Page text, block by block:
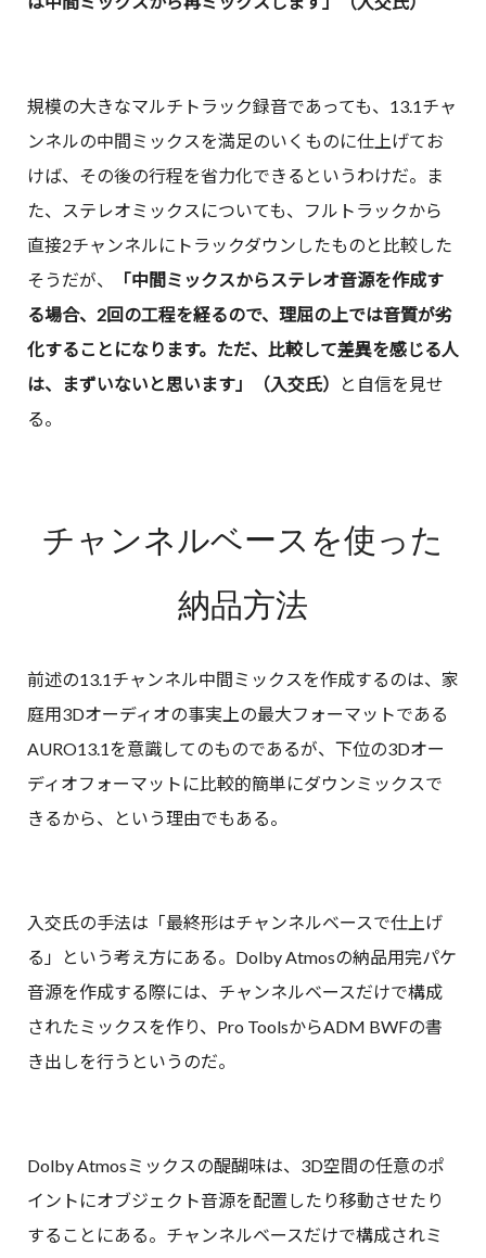
規模の大きなマルチトラック録音であっても、13.1チャ
ンネルの中間ミックスを満足のいくものに仕上げてお
けば、その後の行程を省力化できるというわけだ。ま
た、ステレオミックスについても、フルトラックから
直接2チャンネルにトラックダウンしたものと比較した
そうだが、
「中間ミックスからステレオ音源を作成す
る場合、2回の工程を経るので、理屈の上では音質が劣
化することになります。ただ、比較して差異を感じる人
は、まずいないと思います」（入交氏）
と自信を見せ
る。
チャンネルベースを使った
納品方法
前述の13.1チャンネル中間ミックスを作成するのは、家
庭用3Dオーディオの事実上の最大フォーマットである
AURO13.1を意識してのものであるが、下位の3Dオー
ディオフォーマットに比較的簡単にダウンミックスで
きるから、という理由でもある。
入交氏の手法は「最終形はチャンネルベースで仕上げ
る」という考え方にある。Dolby Atmosの納品用完パケ
音源を作成する際には、チャンネルベースだけで構成
されたミックスを作り、Pro ToolsからADM BWFの書
き出しを行うというのだ。
Dolby Atmosミックスの醍醐味は、3D空間の任意のポ
イントにオブジェクト音源を配置したり移動させたり
することにある。チャンネルベースだけで構成されミ